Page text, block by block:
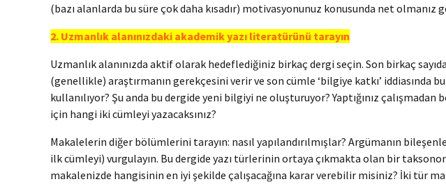
(bazı alanlarda bu süre çok daha kısadır) motivasyonunuz konusunda net olmanız
2. Uzmanlık alanınızdaki akademik yazı literatürünü tarayın
Uzmanlık alanınızda aktif olarak hedeflediğiniz birkaç dergi seçin. Son birkaç
(genellikle) araştırmanın gerekçesini verir ve son cümle ‘bilgiye katkı’
kullanılıyor? Şu anda bu dergide yeni bilgiyi ne oluşturuyor? Yaptığınız
için hangi iki cümleyi yazacaksınız?
Makalelerin diğer bölümlerini tarayın: nasıl yapılandırılmışlar? Argümanın
ilk cümleyi) vurgulayın. Bu dergide yazı türlerinin ortaya çıkmakta olan bir
makalenizde hangisinin en iyi şekilde çalışacağına karar verebilir misiniz? İki tür